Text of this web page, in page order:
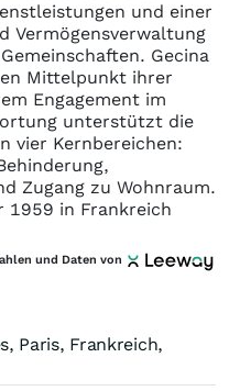
und einer
Vermögensverwaltung
Gecina
Mittelpunkt ihrer
Engagement im
unterstützt die
vier Kernbereichen:
Zugang zu Wohnraum.
1959 in Frankreich
und Daten von
Paris, Frankreich,